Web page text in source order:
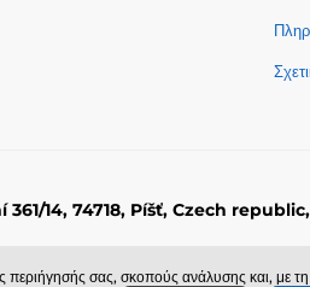
14, 74718, Píšť, Czech
περιήγησής σας, σκοπούς ανάλυσης και, με